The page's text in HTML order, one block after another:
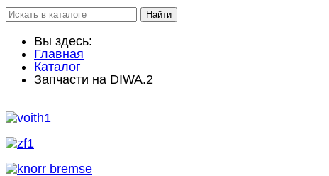
Вы здесь:
Главная
Каталог
Запчасти на DIWA.2